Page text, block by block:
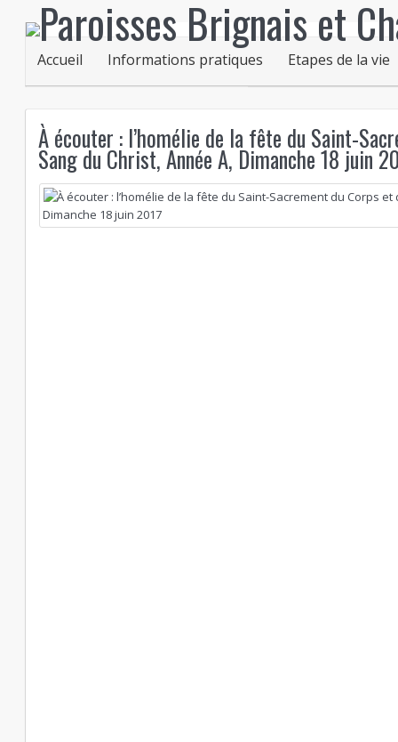
Accueil Informations pratiques Etapes de la vie
À écouter : l’homélie de la fête du Saint-
Sang du Christ, Année A, Dimanche 18 juin